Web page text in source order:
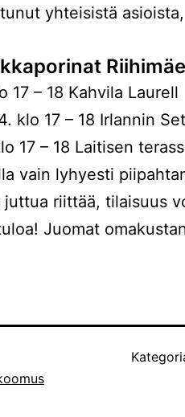
yhteisistä
17 – 18 Kahvila Laurell
klo 17 – 18 Irlannin
17 – 18 Laitisen
vain lyhyesti
riittää, tilaisuus
Juomat